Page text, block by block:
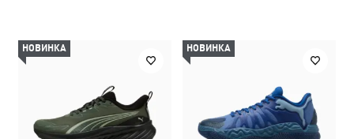
НОВИНКА НОВИНКА